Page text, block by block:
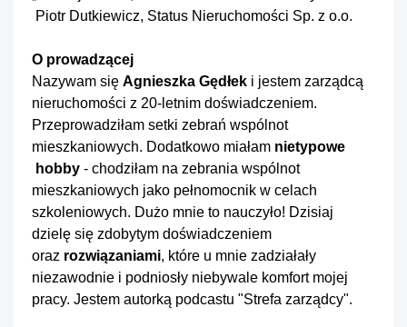
Piotr Dutkiewicz, Status Nieruchomości Sp. z o.o.
O prowadzącej
Nazywam się Agnieszka Gędłek i jestem zarządcą
nieruchomości z 20-letnim doświadczeniem.
Przeprowadziłam setki zebrań wspólnot
mieszkaniowych. Dodatkowo miałam nietypowe
hobby - chodziłam na zebrania wspólnot
mieszkaniowych jako pełnomocnik w celach
szkoleniowych. Dużo mnie to nauczyło! Dzisiaj
dzielę się zdobytym doświadczeniem
oraz rozwiązaniami, które u mnie zadziałały
niezawodnie i podniosły niebywale komfort mojej
pracy. Jestem autorką podcastu "Strefa zarządcy".